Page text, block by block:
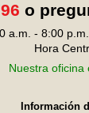
o
a.m. - 8:00
Hora
Nuestra oficina
Información